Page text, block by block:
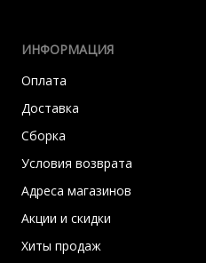
ИНФОРМАЦИЯ
Оплата
Доставка
Сборка
Условия возврата
Адреса магазинов
Акции и скидки
Хиты продаж